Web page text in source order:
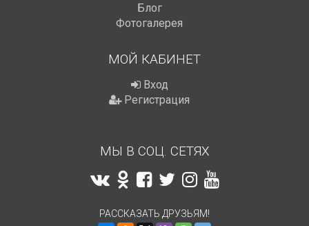
Блог
Фотогалерея
МОЙ КАБИНЕТ
Вход
Регистрация
МЫ В СОЦ. СЕТЯХ
РАССКАЗАТЬ ДРУЗЬЯМ!